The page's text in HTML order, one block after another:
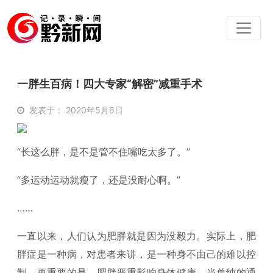
一胖生百病！四大专家“解密”减重手术
发表于： 2020年5月6日
“长这么胖，是不是管不住嘴吃太多了。”
“多运动运动就瘦了，还是没耐心啊。”
……
一直以来，人们认为肥胖就是因为没毅力。实际上，肥
胖症是一种病，对患者来讲，是一种身不由己的难以控